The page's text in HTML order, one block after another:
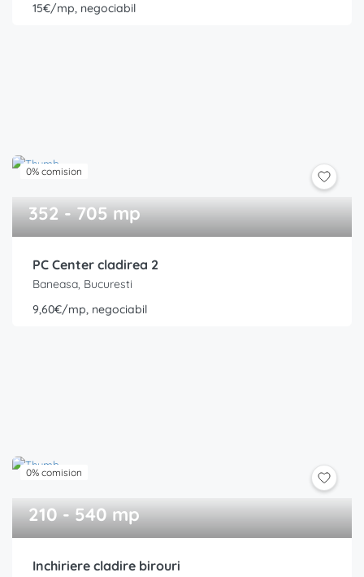
15€/mp, negociabil
0% comision
352 - 705 mp
PC Center cladirea 2
Baneasa, Bucuresti
9,60€/mp, negociabil
0% comision
210 - 540 mp
Inchiriere cladire birouri